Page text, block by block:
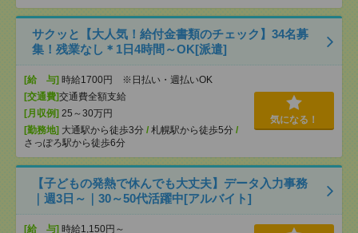
サクッと【大人気！給付金書類のチェック】34名募
集！残業なし＊1日4時間～OK[派遣]
[給 与] 時給1700円 ※日払い・週払いOK
[交通費]交通費全額支給
[月収例] 25～30万円
[勤務地] 大通駅から徒歩3分 / 札幌駅から徒歩5分 /
さっぽろ駅から徒歩6分
気になる！
【子どもの発熱で休んでも大丈夫】データ入力事務
｜週3日～｜30～50代活躍中[アルバイト]
[給 与] 時給1,150円～